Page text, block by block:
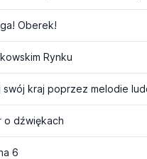
Oberek!
Rynku
kraj poprzez melodie
o dźwiękach
6